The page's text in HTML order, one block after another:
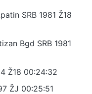
SRB 1981 Ž18
Bgd SRB 1981
Ž18 00:24:32
ŽJ 00:25:51